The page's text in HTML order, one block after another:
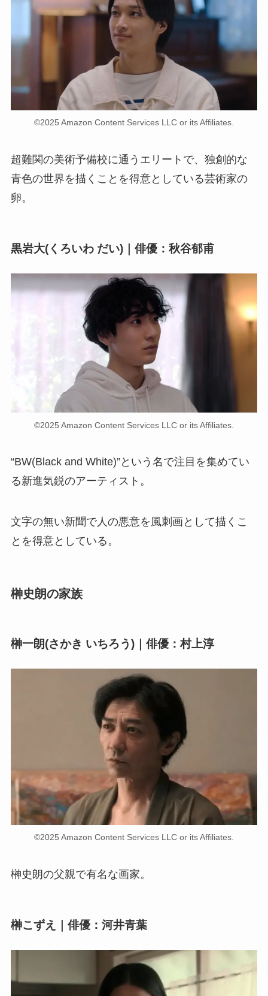
©2025 Amazon Content Services LLC or its Affiliates.
超難関の美術予備校に通うエリートで、独創的な
青色の世界を描くことを得意としている芸術家の
卵。
黒岩大(くろいわ だい)｜俳優：秋谷郁甫
©2025 Amazon Content Services LLC or its Affiliates.
“BW(Black and White)”という名で注目を集めてい
る新進気鋭のアーティスト。
文字の無い新聞で人の悪意を風刺画として描くこ
とを得意としている。
榊史朗の家族
榊一朗(さかき いちろう)｜俳優：村上淳
©2025 Amazon Content Services LLC or its Affiliates.
榊史朗の父親で有名な画家。
榊こずえ｜俳優：河井青葉